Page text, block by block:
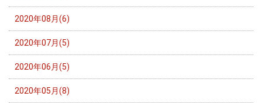
2020年08月(6)
2020年07月(5)
2020年06月(5)
2020年05月(8)